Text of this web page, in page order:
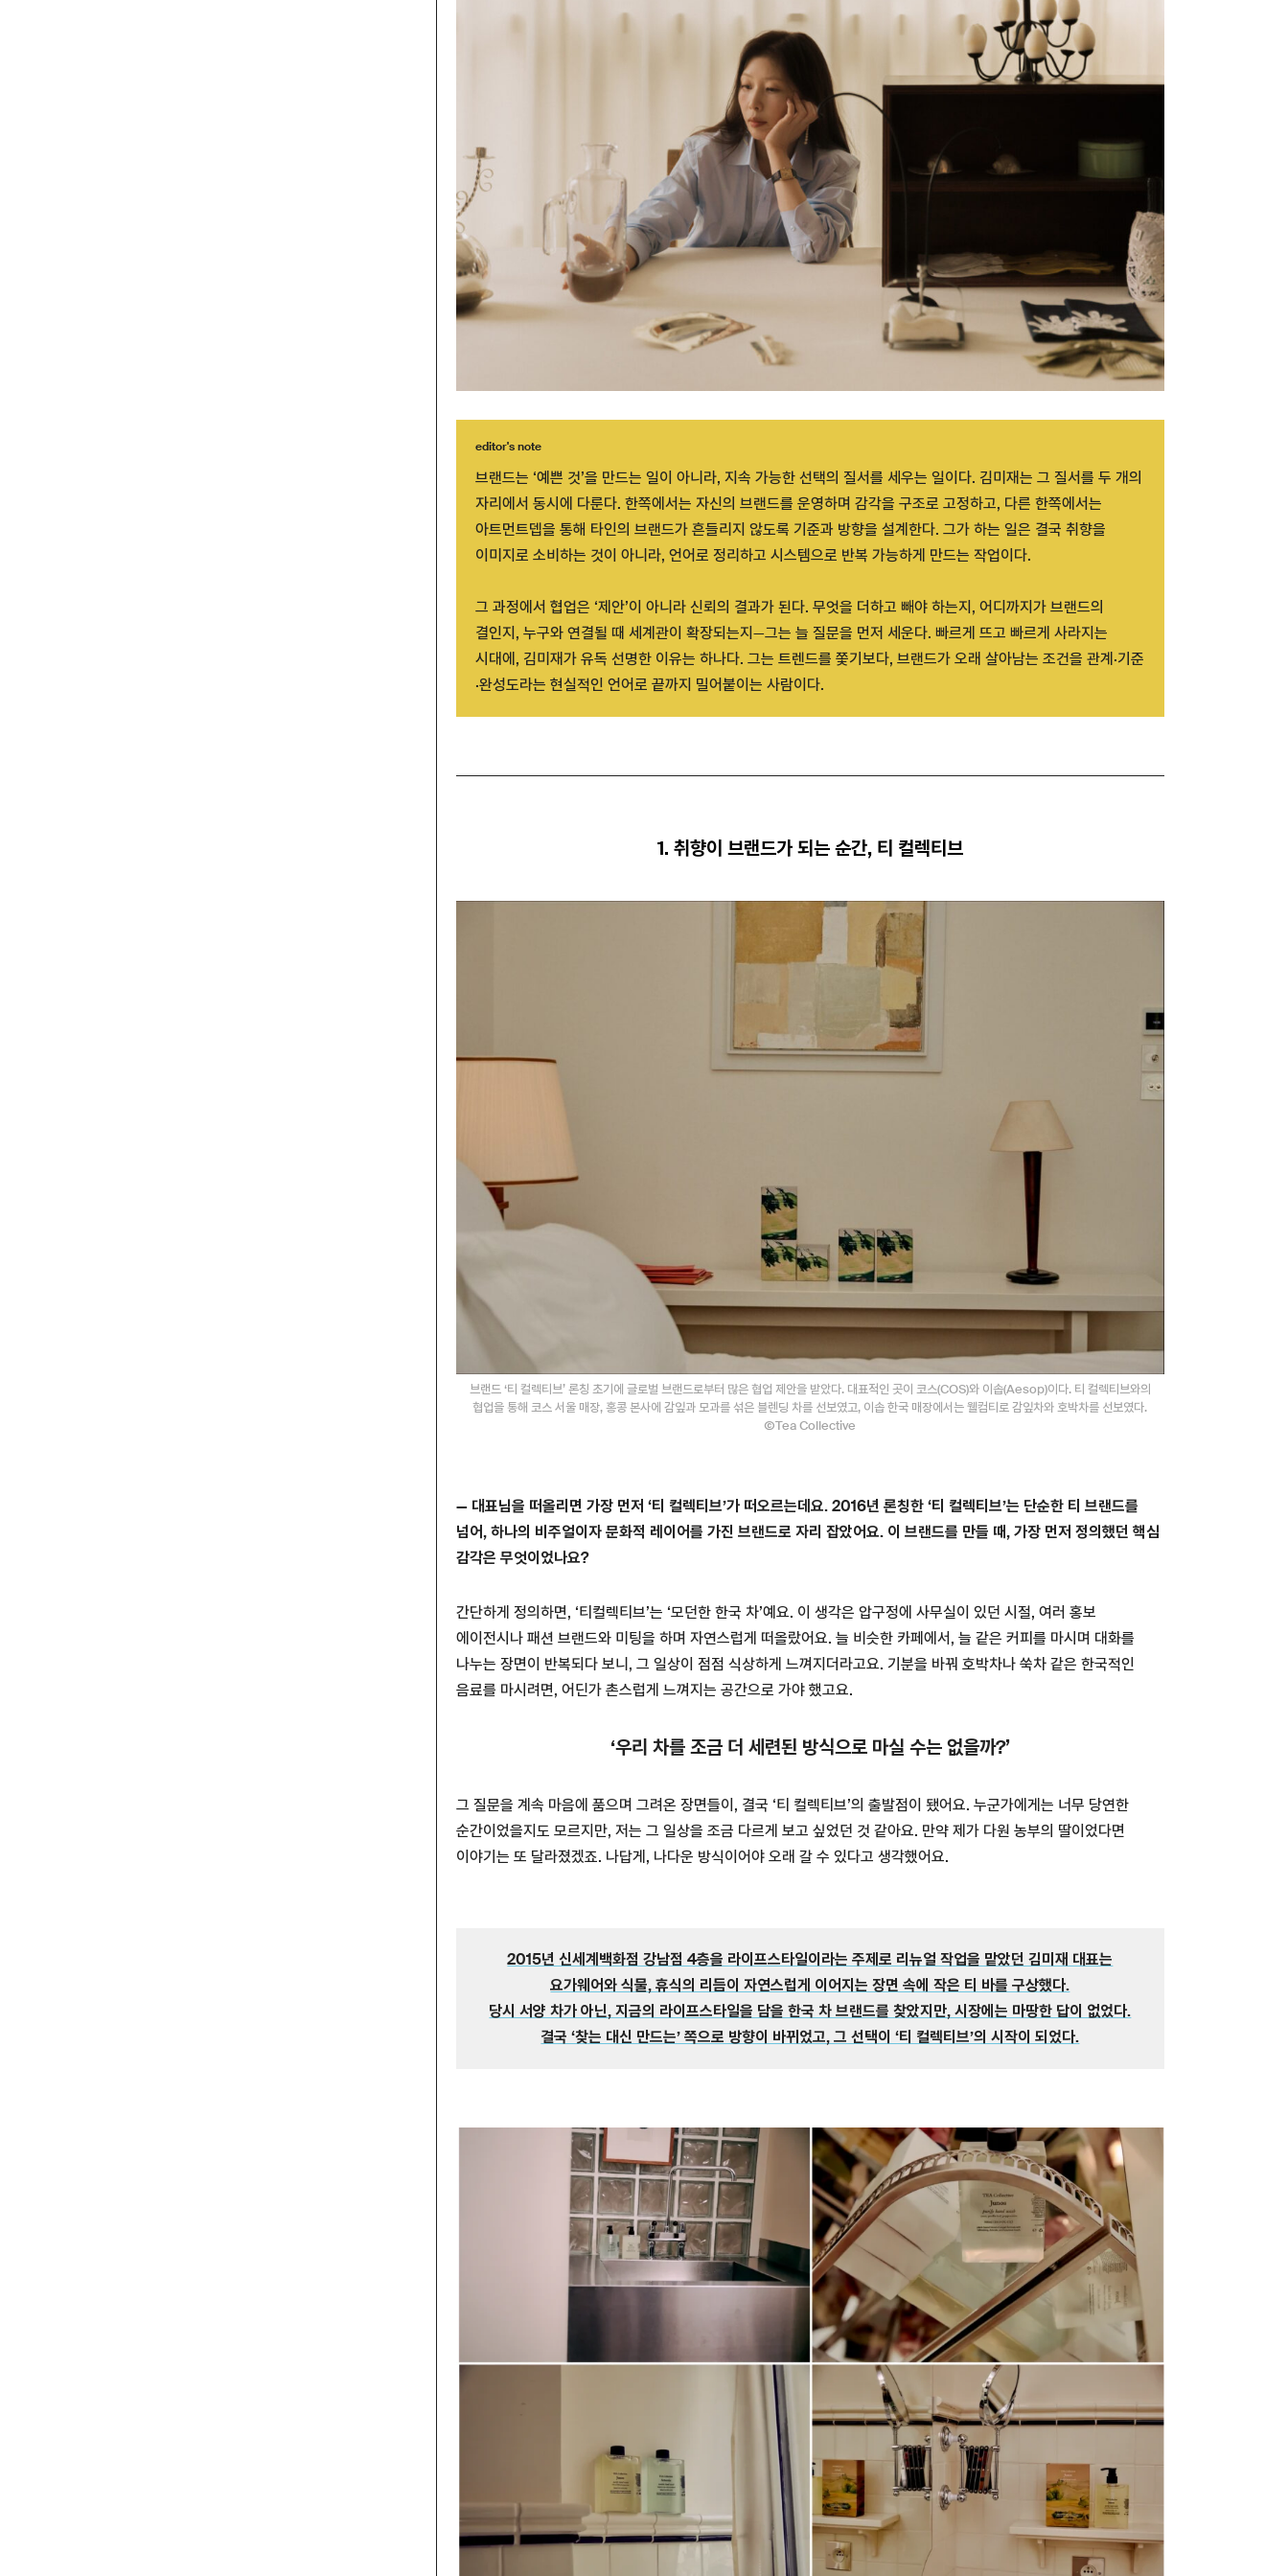
editor's note
브랜드는 ‘예쁜 것’을 만드는 일이 아니라, 지속 가능한 선택의 질서를 세우는 일이다. 김미재는 그 질서를 두 개의
자리에서 동시에 다룬다. 한쪽에서는 자신의 브랜드를 운영하며 감각을 구조로 고정하고, 다른 한쪽에서는
아트먼트뎁을 통해 타인의 브랜드가 흔들리지 않도록 기준과 방향을 설계한다. 그가 하는 일은 결국 취향을
이미지로 소비하는 것이 아니라, 언어로 정리하고 시스템으로 반복 가능하게 만드는 작업이다.
그 과정에서 협업은 ‘제안’이 아니라 신뢰의 결과가 된다. 무엇을 더하고 빼야 하는지, 어디까지가 브랜드의
결인지, 누구와 연결될 때 세계관이 확장되는지—그는 늘 질문을 먼저 세운다. 빠르게 뜨고 빠르게 사라지는
시대에, 김미재가 유독 선명한 이유는 하나다. 그는 트렌드를 쫓기보다, 브랜드가 오래 살아남는 조건을 관계·기준
·완성도라는 현실적인 언어로 끝까지 밀어붙이는 사람이다.
1. 취향이 브랜드가 되는 순간, 티 컬렉티브
브랜드 ‘티 컬렉티브’ 론칭 초기에 글로벌 브랜드로부터 많은 협업 제안을 받았다. 대표적인 곳이 코스(COS)와 이솝(Aesop)이다. 티 컬렉티브와의
협업을 통해 코스 서울 매장, 홍콩 본사에 감잎과 모과를 섞은 블렌딩 차를 선보였고, 이솝 한국 매장에서는 웰컴티로 감잎차와 호박차를 선보였다.
ⒸTea Collective
— 대표님을 떠올리면 가장 먼저 ‘티 컬렉티브’가 떠오르는데요. 2016년 론칭한 ‘티 컬렉티브’는 단순한 티 브랜드를
넘어, 하나의 비주얼이자 문화적 레이어를 가진 브랜드로 자리 잡았어요. 이 브랜드를 만들 때, 가장 먼저 정의했던 핵심
감각은 무엇이었나요?
간단하게 정의하면, ‘티컬렉티브’는 ‘모던한 한국 차’예요. 이 생각은 압구정에 사무실이 있던 시절, 여러 홍보
에이전시나 패션 브랜드와 미팅을 하며 자연스럽게 떠올랐어요. 늘 비슷한 카페에서, 늘 같은 커피를 마시며 대화를
나누는 장면이 반복되다 보니, 그 일상이 점점 식상하게 느껴지더라고요. 기분을 바꿔 호박차나 쑥차 같은 한국적인
음료를 마시려면, 어딘가 촌스럽게 느껴지는 공간으로 가야 했고요.
‘우리 차를 조금 더 세련된 방식으로 마실 수는 없을까?’
그 질문을 계속 마음에 품으며 그려온 장면들이, 결국 ‘티 컬렉티브’의 출발점이 됐어요. 누군가에게는 너무 당연한
순간이었을지도 모르지만, 저는 그 일상을 조금 다르게 보고 싶었던 것 같아요. 만약 제가 다원 농부의 딸이었다면
이야기는 또 달라졌겠죠. 나답게, 나다운 방식이어야 오래 갈 수 있다고 생각했어요.
2015년 신세계백화점 강남점 4층을 라이프스타일이라는 주제로 리뉴얼 작업을 맡았던 김미재 대표는
요가웨어와 식물, 휴식의 리듬이 자연스럽게 이어지는 장면 속에 작은 티 바를 구상했다.
당시 서양 차가 아닌, 지금의 라이프스타일을 담을 한국 차 브랜드를 찾았지만, 시장에는 마땅한 답이 없었다.
결국 ‘찾는 대신 만드는’ 쪽으로 방향이 바뀌었고, 그 선택이 ‘티 컬렉티브’의 시작이 되었다.